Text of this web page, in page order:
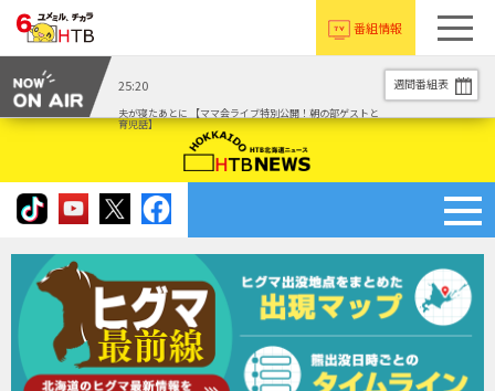
番組情報
25:20
夫が寝たあとに 【ママ会ライブ特別公開！朝の部ゲストと
育児話】
週間番組表